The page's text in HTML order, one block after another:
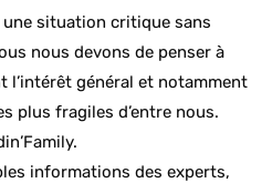
situation critique sans
nous devons de penser à
l’intérêt général et notamment
plus fragiles d’entre nous.
informations des experts,